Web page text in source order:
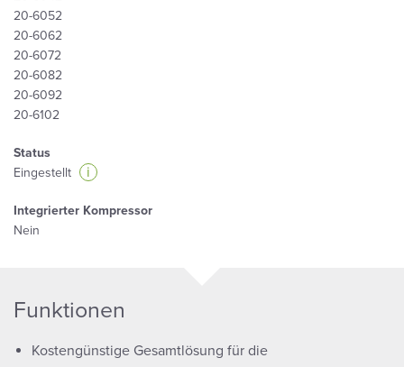
20-6052
20-6062
20-6072
20-6082
20-6092
20-6102
Status
Eingestellt
i
Integrierter Kompressor
Nein
Funktionen
Kostengünstige Gesamtlösung für die